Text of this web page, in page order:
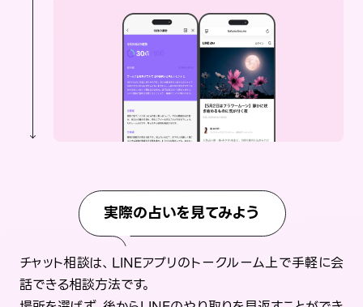
実際の占いを見てみよう
チャット相談は、LINEアプリのトークルーム上で手軽に会
話できる相談方法です。